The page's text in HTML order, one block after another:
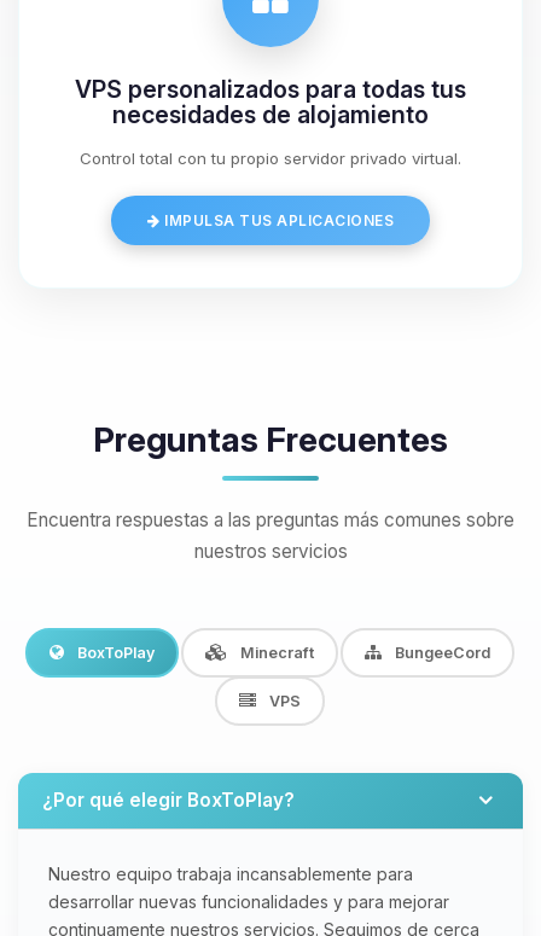
VPS personalizados para todas tus
necesidades de alojamiento
Control total con tu propio servidor privado virtual.
IMPULSA TUS APLICACIONES
Preguntas Frecuentes
Encuentra respuestas a las preguntas más comunes sobre
nuestros servicios
BoxToPlay Minecraft BungeeCord
VPS
¿Por qué elegir BoxToPlay?
Nuestro equipo trabaja incansablemente para
desarrollar nuevas funcionalidades y para mejorar
continuamente nuestros servicios. Seguimos de cerca